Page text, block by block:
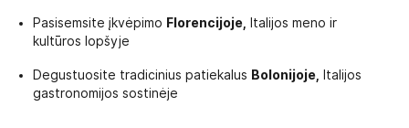
Pasisemsite įkvėpimo Florencijoje,
Italijos meno ir
kultūros lopšyje
Degustuosite tradicinius patiekalus Bolonijoje,
Italijos
gastronomijos sostinėje